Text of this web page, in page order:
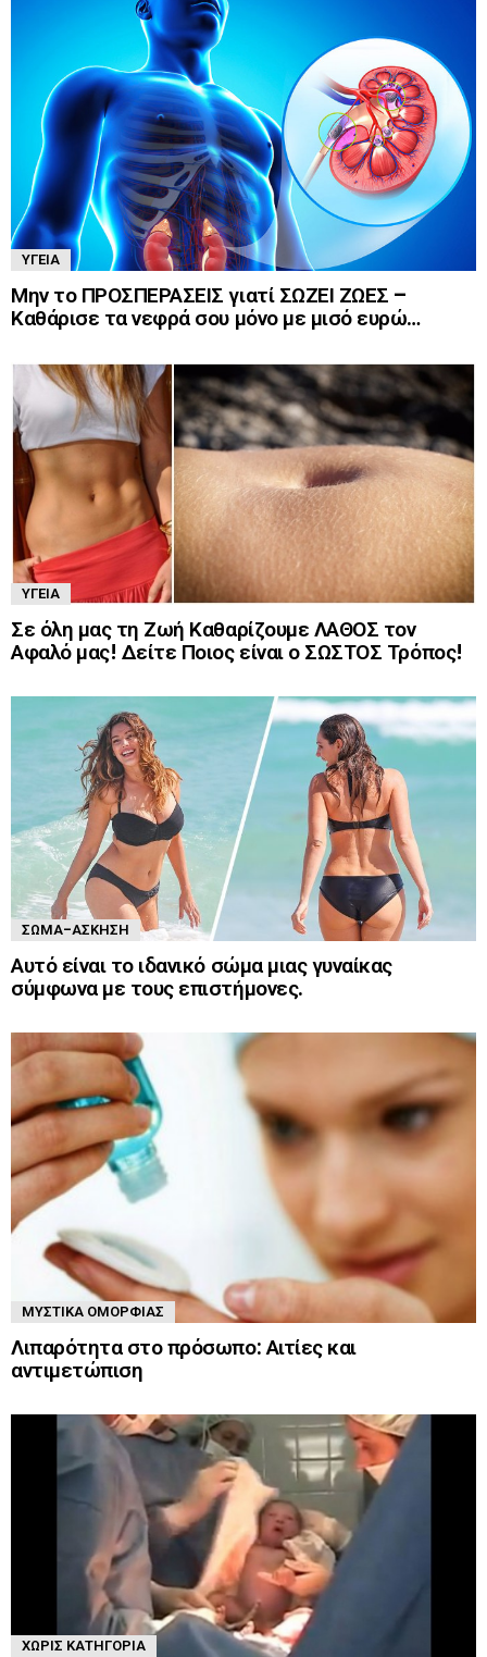
ΥΓΕΊΑ
Μην το ΠΡΟΣΠΕΡΑΣΕΙΣ γιατί ΣΩΖΕΙ ΖΩΕΣ –
Καθάρισε τα νεφρά σου μόνο με μισό ευρώ…
ΥΓΕΊΑ
Σε όλη μας τη Ζωή Καθαρίζουμε ΛΑΘΟΣ τον
Αφαλό μας! Δείτε Ποιος είναι ο ΣΩΣΤΟΣ Τρόπος!
ΣΏΜΑ-ΆΣΚΗΣΗ
Αυτό είναι το ιδανικό σώμα μιας γυναίκας
σύμφωνα με τους επιστήμονες.
ΜΥΣΤΙΚΆ ΟΜΟΡΦΙΆΣ
Λιπαρότητα στο πρόσωπο: Αιτίες και
αντιμετώπιση
ΧΩΡΊΣ ΚΑΤΗΓΟΡΊΑ